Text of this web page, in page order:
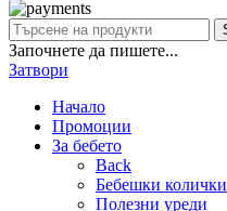
Започнете да пишете...
Затвори
Начало
Промоции
За бебето
Back
Бебешки колички
Полезни уреди